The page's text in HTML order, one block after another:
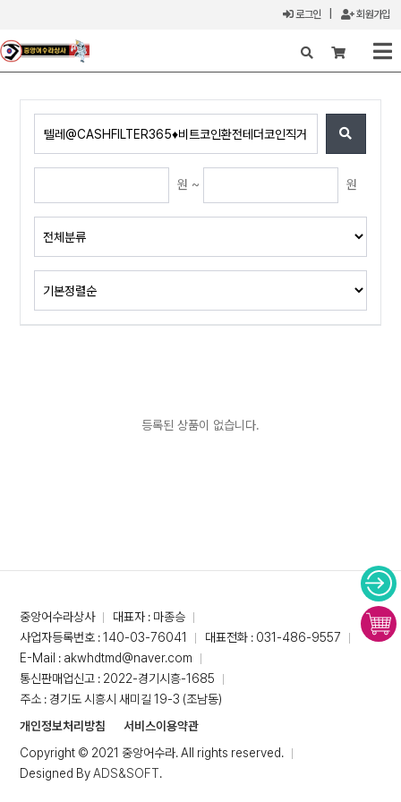
로그인 회원가입
X
원 ~ 원
등록된 상품이 없습니다.
중앙어수라상사
대표자 : 마종승
사업자등록번호 : 140-03-76041
대표전화 : 031-486-9557
E-Mail : akwhdtmd@naver.com
통신판매업신고 : 2022-경기시흥-1685
주소 : 경기도 시흥시 새미길 19-3 (조남동)
개인정보처리방침
서비스이용약관
Copyright © 2021 중앙어수라. All rights reserved.
Designed ByADS&SOFT.